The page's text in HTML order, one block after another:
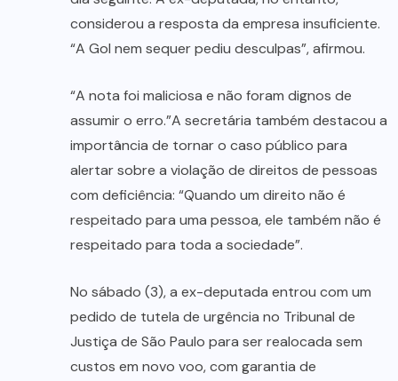
considerou a resposta da empresa insuficiente.
“A Gol nem sequer pediu desculpas”, afirmou.
“A nota foi maliciosa e não foram dignos de
assumir o erro.”A secretária também destacou a
importância de tornar o caso público para
alertar sobre a violação de direitos de pessoas
com deficiência: “Quando um direito não é
respeitado para uma pessoa, ele também não é
respeitado para toda a sociedade”.
No sábado (3), a ex-deputada entrou com um
pedido de tutela de urgência no Tribunal de
Justiça de São Paulo para ser realocada sem
custos em novo voo, com garantia de